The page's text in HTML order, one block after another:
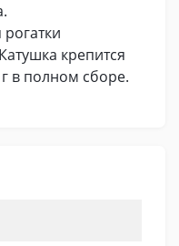
крепится
в полном сборе.